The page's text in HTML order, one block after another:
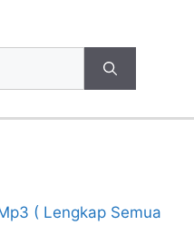
( Lengkap Semua